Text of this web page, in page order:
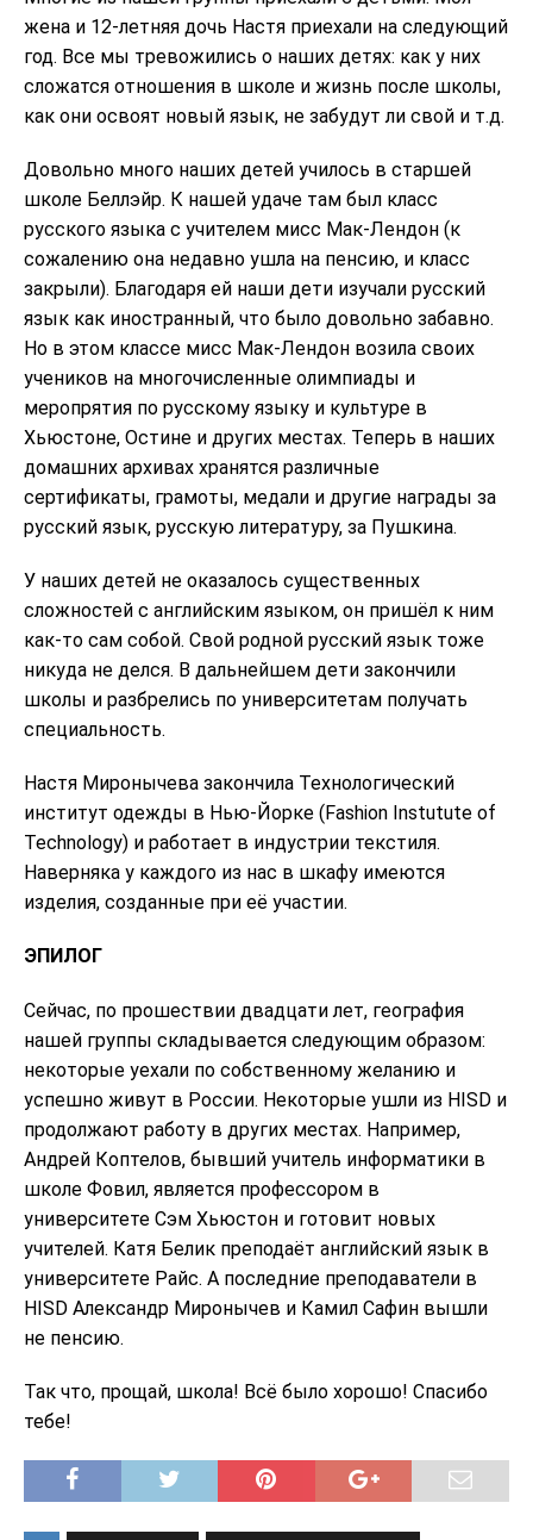
жена и 12-летняя дочь Настя приехали на следующий
год. Все мы тревожились о наших детях: как у них
сложатся отношения в школе и жизнь после школы,
как они освоят новый язык, не забудут ли свой и т.д.
Довольно много наших детей училось в старшей
школе Беллэйр. К нашей удаче там был класс
русского языка с учителем мисс Мак-Лендон (к
сожалению она недавно ушла на пенсию, и класс
закрыли). Благодаря ей наши дети изучали русский
язык как иностранный, что было довольно забавно.
Но в этом классе мисс Мак-Лендон возила своих
учеников на многочисленные олимпиады и
меропрятия по русскому языку и культуре в
Хьюстоне, Остине и других местах. Теперь в наших
домашних архивах хранятся различные
сертификаты, грамоты, медали и другие награды за
русский язык, русскую литературу, за Пушкина.
У наших детей не оказалось существенных
сложностей с английским языком, он пришёл к ним
как-то сам собой. Свой родной русский язык тоже
никуда не делся. В дальнейшем дети закончили
школы и разбрелись по университетам получать
специальность.
Настя Миронычева закончила Технологический
институт одежды в Нью-Йорке (Fashion Instutute of
Technology) и работает в индустрии текстиля.
Наверняка у каждого из нас в шкафу имеются
изделия, созданные при её участии.
ЭПИЛОГ
Сейчас, по прошествии двадцати лет, география
нашей группы складывается следующим образом:
некоторые уехали по собственному желанию и
успешно живут в России. Некоторые ушли из HISD и
продолжают работу в других местах. Например,
Андрей Коптелов, бывший учитель информатики в
школе Фовил, является профессором в
университете Сэм Хьюстон и готовит новых
учителей. Катя Белик преподаёт английский язык в
университете Райс. А последние преподаватели в
HISD Александр Миронычев и Камил Сафин вышли
не пенсию.
Так что, прощай, школа! Всё было хорошо! Спасибо
тебе!